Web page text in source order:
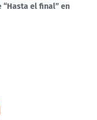
“Hasta el final” en